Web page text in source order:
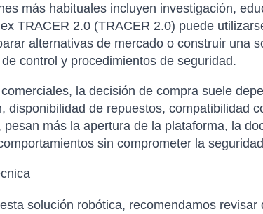
más habituales incluyen investigación,
TRACER 2.0 (TRACER 2.0) puede
alternativas de mercado o construir una
control y procedimientos de seguridad.
la decisión de compra suele
disponibilidad de repuestos, compatibilidad
pesan más la apertura de la plataforma, la
sin comprometer la
solución robótica, recomendamos